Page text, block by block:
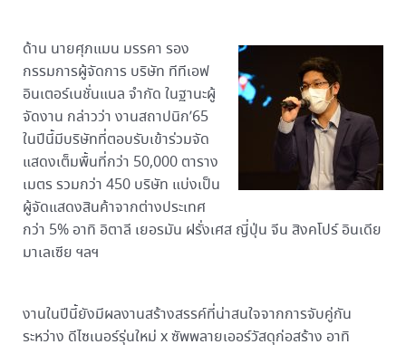
ด้าน นายศุภแมน มรรคา รอง
กรรมการผู้จัดการ บริษัท ทีทีเอฟ
อินเตอร์เนชั่นแนล จำกัด ในฐานะผู้
จัดงาน กล่าวว่า งานสถาปนิก’65
ในปีนี้มีบริษัทที่ตอบรับเข้าร่วมจัด
แสดงเต็มพื้นที่กว่า 50,000 ตาราง
เมตร รวมกว่า 450 บริษัท แบ่งเป็น
ผู้จัดแสดงสินค้าจากต่างประเทศ
กว่า 5% อาทิ อิตาลี เยอรมัน ฝรั่งเศส ญี่ปุ่น จีน สิงคโปร์ อินเดีย
มาเลเซีย ฯลฯ
งานในปีนี้ยังมีผลงานสร้างสรรค์ที่น่าสนใจจากการจับคู่กัน
ระหว่าง ดีไซเนอร์รุ่นใหม่ x ซัพพลายเออร์วัสดุก่อสร้าง อาทิ